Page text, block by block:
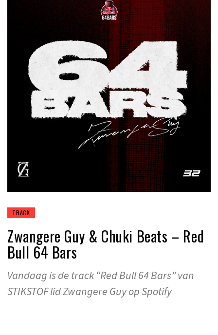
TRACK
Zwangere Guy & Chuki Beats – Red
Bull 64 Bars
Vandaag is de track “Red Bull 64 Bars” van
STIKSTOF lid Zwangere Guy op Spotify